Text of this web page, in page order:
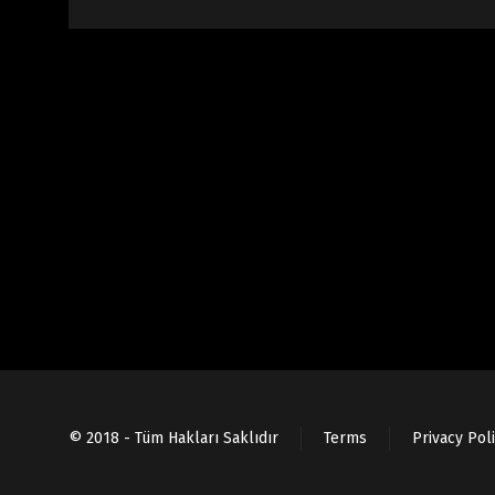
© 2018 - Tüm Hakları Saklıdır Terms Privacy